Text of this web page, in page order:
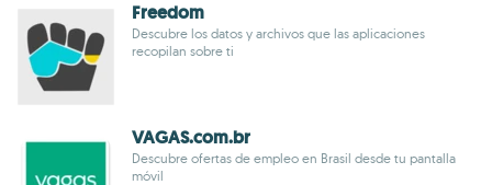
Freedom
Descubre los datos y archivos que las aplicaciones
recopilan sobre ti
VAGAS.com.br
Descubre ofertas de empleo en Brasil desde tu pantalla
móvil